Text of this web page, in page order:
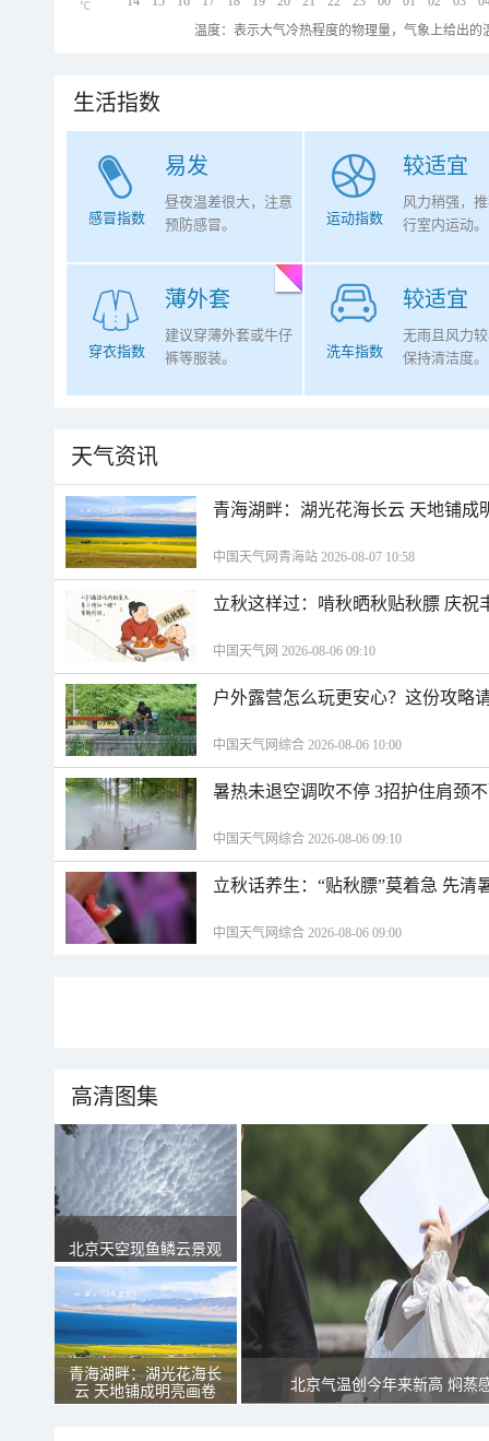
℃
温度：表示大气冷热程度的物理量，气象上给出
生活指数
易发
感冒指数
昼夜温差很大，注意
预防感冒。
较适宜
运动指数
风力稍强，
行室内运动。
薄外套
穿衣指数
建议穿薄外套或牛仔
裤等服装。
较适宜
洗车指数
无雨且风力
保持清洁度。
天气资讯
青海湖畔：湖光花海长云 天地铺成
中国天气网青海站 2026-08-07 10:58
立秋这样过：啃秋晒秋贴秋膘 庆祝
中国天气网 2026-08-06 09:10
户外露营怎么玩更安心？这份攻略
中国天气网综合 2026-08-06 10:00
暑热未退空调吹不停 3招护住肩颈
中国天气网综合 2026-08-06 09:10
立秋话养生：“贴秋膘”莫着急 先清
中国天气网综合 2026-08-06 09:00
高清图集
北京天空现鱼鳞云景观
青海湖畔：湖光花海长
云 天地铺成明亮画卷
北京气温创今年来新高 焖蒸